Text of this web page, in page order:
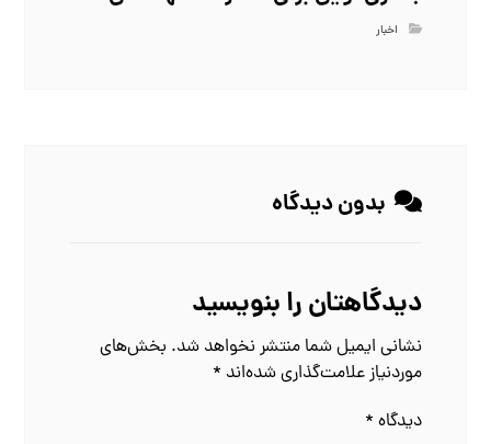
اخبار
بدون دیدگاه
دیدگاهتان را بنویسید
نشانی ایمیل شما منتشر نخواهد شد. بخش‌های
موردنیاز علامت‌گذاری شده‌اند *
دیدگاه *